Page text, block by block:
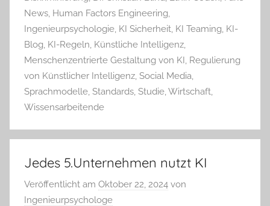
News, Human Factors Engineering,
Ingenieurpsychologie, KI Sicherheit, KI Teaming, KI-
Blog, KI-Regeln, Künstliche Intelligenz,
Menschenzentrierte Gestaltung von KI, Regulierung
von Künstlicher Intelligenz, Social Media,
Sprachmodelle, Standards, Studie,Wirtschaft,
Wissensarbeitende
Jedes 5.Unternehmen nutzt KI
Veröffentlicht am Oktober 22, 2024 von
Ingenieurpsychologe